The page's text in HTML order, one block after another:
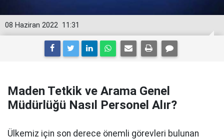
11:31
08 Haziran 2022
Maden Tetkik ve Arama Genel
Müdürlüğü Nasıl Personel Alır?
Ülkemiz için son derece önemli görevleri bulunan